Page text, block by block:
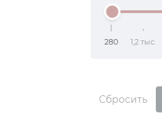
280 1,2 тыс.
Сбросить